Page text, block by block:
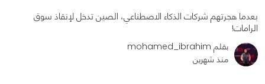
بعدما هجرتهم شركات الذكاء الاصطناعي، الصين تدخل لإنقاذ سوق
الرامات!
بقلم mohamed_ibrahim
منذ شهرين